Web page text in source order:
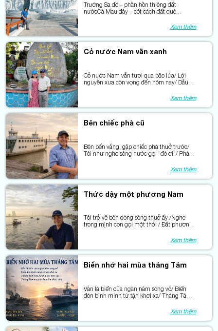
Trường Sa đó – phần hồn thiêng đất
nướcCà Mau đây – cốt cách đất quê
bướcCho hành trình nối sóng với phù sa.
Xem thêm
Cỏ nước Nam vẫn xanh
Cỏ nước Nam vẫn tươi qua bão lửa/ Lời
nguyền xưa còn vọng đến hôm nay/ Dẫu
Xem thêm
Bên chiếc phà cũ
Bên bến vắng, gặp chiếc phà thuở trước/
Tôi như nghe sông nước gọi “đò ơi”/ Phà
Xem thêm
Thức dậy một phương Nam
Tôi trở về bên dòng sông thuở ấy /Nghe
trong mình con gọi một thời / Đất phương
Xem thêm
Biển nhớ hai mùa tháng Tám
Vẫn là biển của ngàn năm sóng vỗ/ Biển
đón bình minh từ tận khơi xa/ Tháng Tám
Xem thêm